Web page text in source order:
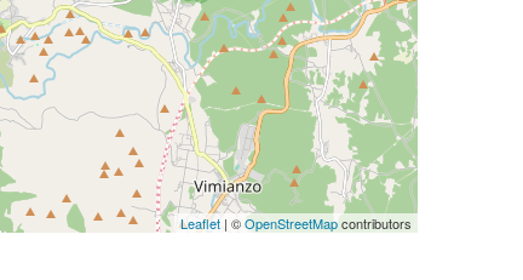
Leaflet | ©OpenStreetMapcontributors